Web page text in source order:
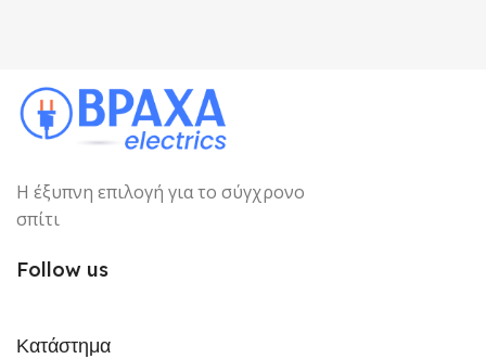
ΚΆΡΤΑ ΓΡΑΦΙΚΏΝ
MSI NVidia RTX 4060
Η έξυπνη επιλογή για το σύγχρονο
σπίτι
Follow us
Κατάστημα